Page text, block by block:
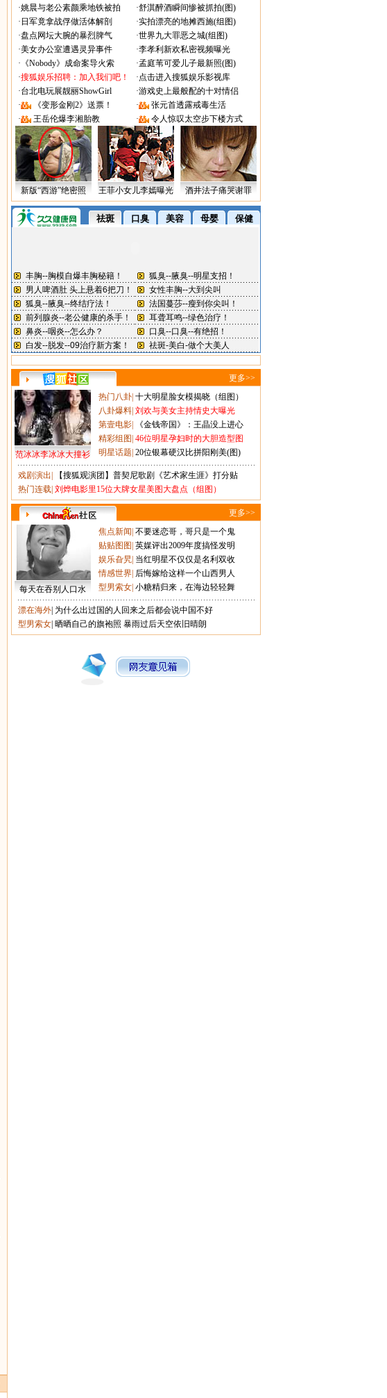
·姚晨与老公素颜乘地铁被拍 ·舒淇醉酒瞬间惨被抓拍(图)
· 日军竟拿战俘做活体解剖 ·实拍漂亮的地摊西施(组图)
·盘点网坛大腕的暴烈脾气 ·世界九大罪恶之城(组图)
·美女办公室遭遇灵异事件 ·李孝利新欢私密视频曝光
· 《Nobody》成命案导火索 ·孟庭苇可爱儿子最新照(图)
·搜狐娱乐招聘：加入我们吧！ ·点击进入搜狐娱乐影视库
·台北电玩展靓丽ShowGirl ·游戏史上最般配的十对情侣
·
《变形金刚2》送票！ ·
张元首透露戒毒生活
·
王岳伦爆李湘胎教 · 令人惊叹太空步下楼方式
新版“西游”绝密照 王菲小女儿李嫣曝光 酒井法子痛哭谢罪
更多>>
范冰冰李冰冰大撞衫
热门八卦 十大明星脸女模揭晓（组图）
八卦爆料 刘欢与美女主持情史大曝光
第壹电影
《金钱帝国》：王晶没上进心
精彩组图 46位明星孕妇时的大胆造型图
明星话题 20位银幕硬汉比拼阳刚美(图)
戏剧演出
【搜狐观演团】普契尼歌剧《艺术家生涯》打分贴
热门连载 刘烨电影里15位大牌女星美图大盘点（组图）
更多>>
每天在吞别人口水
焦点新闻 不要迷恋哥，哥只是一个鬼
贴贴图图 英媒评出2009年度搞怪发明
娱乐旮旯 当红明星不仅仅是名利双收
情感世界 后悔嫁给这样一个山西男人
型男索女 小糖精归来，在海边轻轻舞
漂在海外 为什么出过国的人回来之后都会说中国不好
型男索女 晒晒自己的旗袍照 暴雨过后天空依旧晴朗